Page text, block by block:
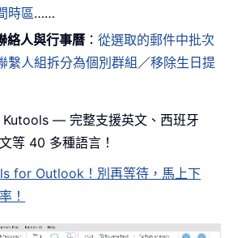
時區……
絡人與行事曆 ：從選取的郵件中批次
繫人組拆分為個別群組 ／移除生日提
Kutools — 完整支援英文、西班牙
等 40 多種語言！
for Outlook！別再等待，馬上下
！